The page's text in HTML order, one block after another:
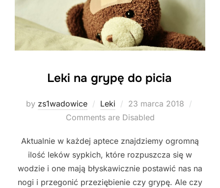
Leki na grypę do picia
by zs1wadowice Leki
Posted
on
23 marca 2018
Comments are Disabled
Aktualnie w każdej aptece znajdziemy ogromną
ilość leków sypkich, które rozpuszcza się w
wodzie i one mają błyskawicznie postawić nas na
nogi i przegonić przeziębienie czy grypę. Ale czy